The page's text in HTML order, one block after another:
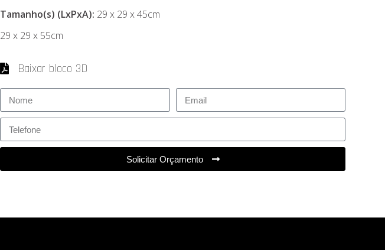
Tamanho(s) (LxPxA): 29 x 29 x 45cm
29 x 29 x 55cm
Baixar bloco 3D
Solicitar Orçamento